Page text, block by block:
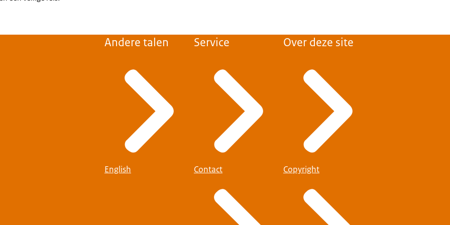
zijn hier een paar belangrijke punten:
een land. Ze houden zich bezig met de veiligheidscontroles op de luchthaven.
je door naar de paspoortcontrole, waar de Marechaussee je identiteitsdocumenten
je paspoort, visum en identiteitskaart geldig zijn. Sommige landen eisen een langere
minderjarig kind reist, heb je toestemming nodig van ouders of voogden. Gebruik het
via onze website om dit aan te tonen.
boetes hebt om vertraging te voorkomen.
Andere talen
English
Service
Contact
Over deze site
Copyright